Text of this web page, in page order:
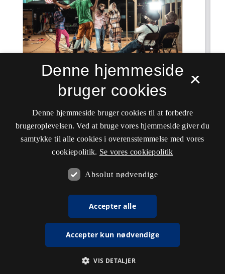
×
Denne hjemmeside
bruger cookies
Denne hjemmeside bruger cookies til at forbedre
brugeroplevelsen. Ved at bruge vores hjemmeside giver du
samtykke til alle cookies i overensstemmelse med vores
cookiepolitik. Se vores cookiepolitik
Absolut nødvendige
Accepter alle
Accepter kun nødvendige
VIS DETALJER